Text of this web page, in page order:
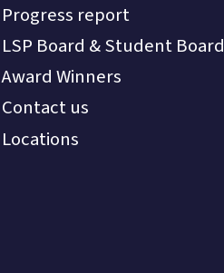
Progress report
LSP Board & Student Board
Award Winners
Contact us
Locations